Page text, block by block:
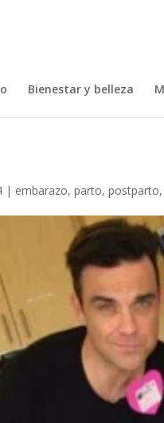
Bienestar y belleza
| embarazo, parto, postparto,